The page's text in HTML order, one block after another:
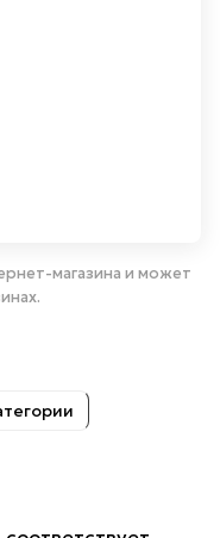
магазина и может